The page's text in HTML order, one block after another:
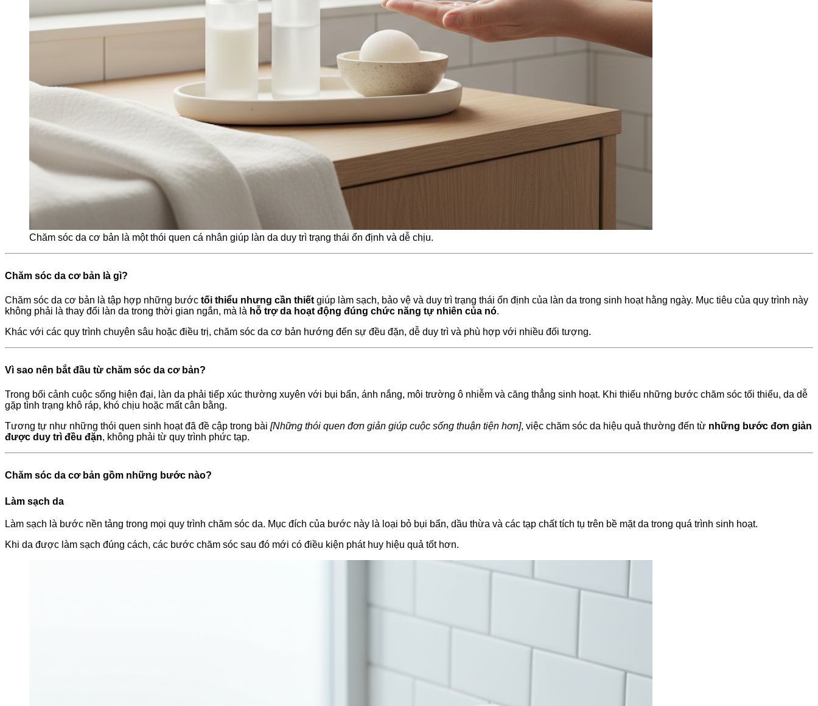
Chăm sóc da cơ bản là một thói quen cá nhân giúp làn da duy trì trạng thái ổn định và dễ chịu.
Chăm sóc da cơ bản là gì?
Chăm sóc da cơ bản là tập hợp những bước tối thiểu nhưng cần thiết giúp làm sạch, bảo vệ và duy trì trạng thái ổn định của làn da trong sinh hoạt hằng ngày. Mục tiêu của quy trình này
không phải là thay đổi làn da trong thời gian ngắn, mà là hỗ trợ da hoạt động đúng chức năng tự nhiên của nó.
Khác với các quy trình chuyên sâu hoặc điều trị, chăm sóc da cơ bản hướng đến sự đều đặn, dễ duy trì và phù hợp với nhiều đối tượng.
Vì sao nên bắt đầu từ chăm sóc da cơ bản?
Trong bối cảnh cuộc sống hiện đại, làn da phải tiếp xúc thường xuyên với bụi bẩn, ánh nắng, môi trường ô nhiễm và căng thẳng sinh hoạt. Khi thiếu những bước chăm sóc tối thiểu, da dễ
gặp tình trạng khô ráp, khó chịu hoặc mất cân bằng.
Tương tự như những thói quen sinh hoạt đã đề cập trong bài [Những thói quen đơn giản giúp cuộc sống thuận tiện hơn], việc chăm sóc da hiệu quả thường đến từ những bước đơn giản
được duy trì đều đặn, không phải từ quy trình phức tạp.
Chăm sóc da cơ bản gồm những bước nào?
Làm sạch da
Làm sạch là bước nền tảng trong mọi quy trình chăm sóc da. Mục đích của bước này là loại bỏ bụi bẩn, dầu thừa và các tạp chất tích tụ trên bề mặt da trong quá trình sinh hoạt.
Khi da được làm sạch đúng cách, các bước chăm sóc sau đó mới có điều kiện phát huy hiệu quả tốt hơn.